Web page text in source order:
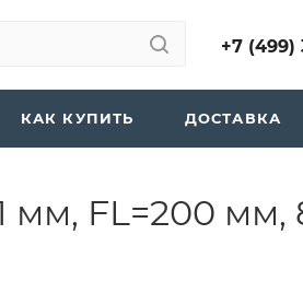
+7 (499)
КАК КУПИТЬ ДОСТАВКА
мм, FL=200 мм,